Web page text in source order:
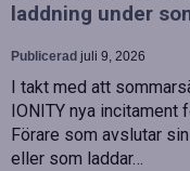
laddning under
Publicerad juli 9, 2026
I takt med att
IONITY nya incitament
Förare som avslutar
eller som laddar…